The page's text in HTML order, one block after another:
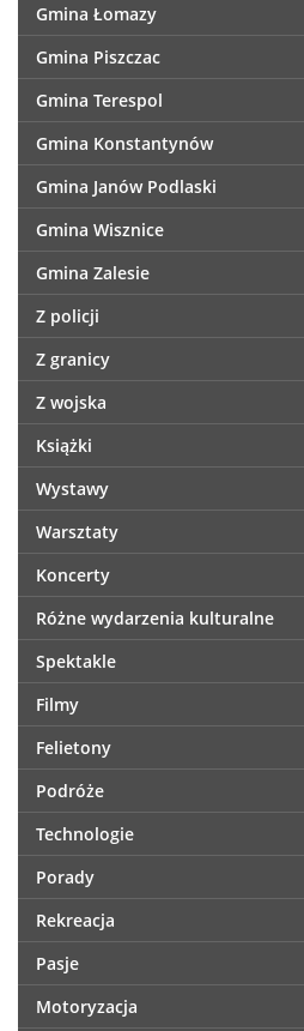
Gmina Łomazy
Gmina Piszczac
Gmina Terespol
Gmina Konstantynów
Gmina Janów Podlaski
Gmina Wisznice
Gmina Zalesie
Z policji
Z granicy
Z wojska
Książki
Wystawy
Warsztaty
Koncerty
Różne wydarzenia kulturalne
Spektakle
Filmy
Felietony
Podróże
Technologie
Porady
Rekreacja
Pasje
Motoryzacja